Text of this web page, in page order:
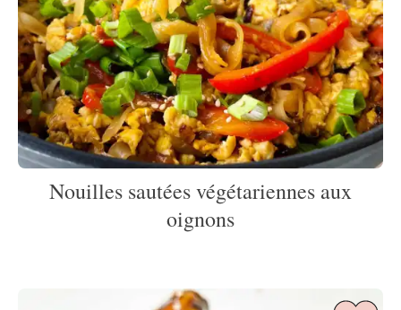
Nouilles sautées végétariennes aux
oignons